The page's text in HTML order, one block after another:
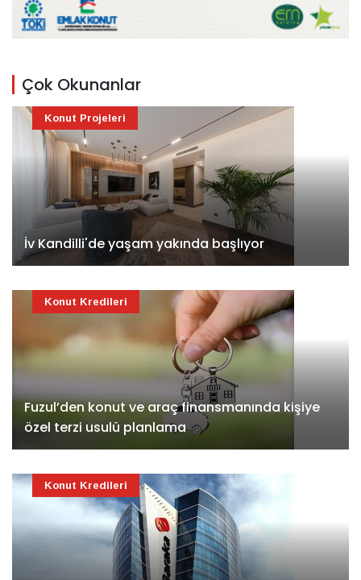
Çok Okunanlar
İv Kandilli'de yaşam yakında başlıyor
Konut Projeleri
Fuzul’den konut ve araç finansmanında kişiye
özel terzi usulü planlama
Konut Kredileri
Konut Kredileri